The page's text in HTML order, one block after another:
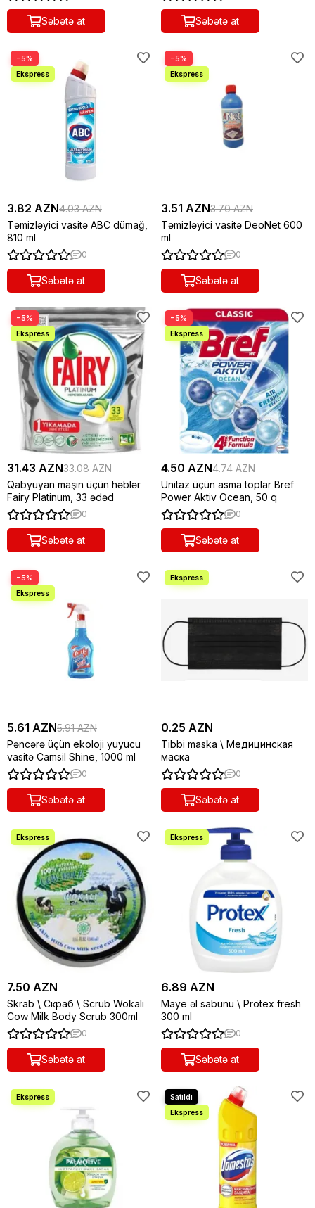
Səbətə at Səbətə at
−5%
3.82 AZN4.03 AZN
Təmizləyici vasitə ABC dümağ,
810 ml
0
Səbətə at
−5%
3.51 AZN3.70 AZN
Təmizləyici vasitə DeoNet 600
ml
0
Səbətə at
−5%
31.43 AZN33.08 AZN
Qabyuyan maşın üçün həblər
Fairy Platinum, 33 ədəd
0
Səbətə at
−5%
4.50 AZN4.74 AZN
Unitaz üçün asma toplar Bref
Power Aktiv Ocean, 50 q
0
Səbətə at
−5%
5.61 AZN5.91 AZN
Pəncərə üçün ekoloji yuyucu
vasitə Camsil Shine, 1000 ml
0
Səbətə at
0.25 AZN
Tibbi maska \ Медицинская
маска
0
Səbətə at
7.50 AZN
Skrab \ Скраб \ Scrub Wokali
Cow Milk Body Scrub 300ml
0
Səbətə at
6.89 AZN
Maye əl sabunu \ Protex fresh
300 ml
0
Səbətə at